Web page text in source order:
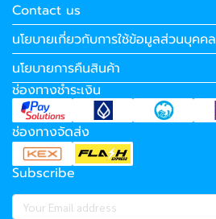
Contact us
นโยบายเกี่ยวกับการใช้ข้อมูลส่วนบุคคล
นโยบายการคืนสินค้า
ช่องทางชำระเงิน
ช่องทางจัดส่ง
Subscribe